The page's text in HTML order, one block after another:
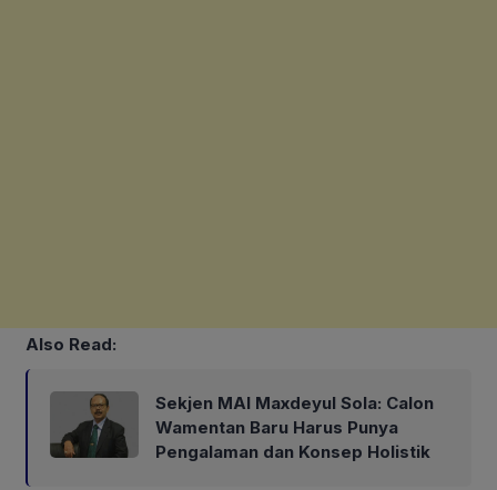
Also Read:
Sekjen MAI Maxdeyul Sola: Calon
Wamentan Baru Harus Punya
Pengalaman dan Konsep Holistik